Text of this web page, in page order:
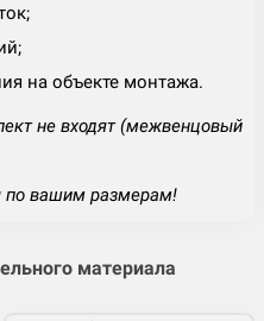
на объекте монтажа.
не входят (межвенцовый
по вашим размерам!
материала